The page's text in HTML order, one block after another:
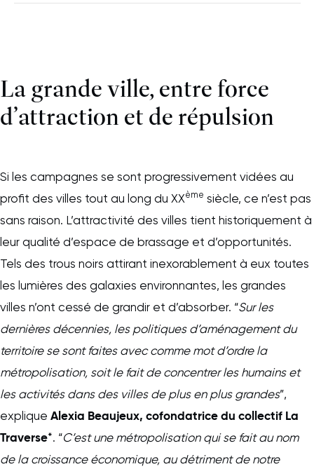
La grande ville, entre force
d’attraction et de répulsion
Si les campagnes se sont progressivement vidées au
profit des villes tout au long du XXème siècle, ce n’est pas
sans raison. L’attractivité des villes tient historiquement à
leur qualité d’espace de brassage et d’opportunités.
Tels des trous noirs attirant inexorablement à eux toutes
les lumières des galaxies environnantes, les grandes
villes n’ont cessé de grandir et d’absorber. “Sur les
dernières décennies, les politiques d’aménagement du
territoire se sont faites avec comme mot d’ordre la
métropolisation, soit le fait de concentrer les humains et
les activités dans des villes de plus en plus grandes”,
explique Alexia Beaujeux, cofondatrice du collectif La
Traverse*. “C’est une métropolisation qui se fait au nom
de la croissance économique, au détriment de notre